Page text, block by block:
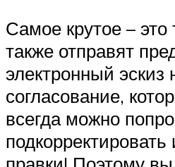
Самое крутое – это
также отправят
электронный эскиз
согласование,
всегда можно